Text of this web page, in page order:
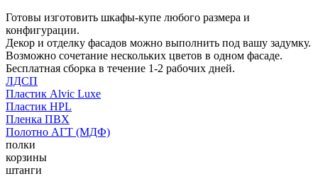
Готовы изготовить шкафы-купе любого размера и
конфигурации.
Декор и отделку фасадов можно выполнить под вашу задумку.
Возможно сочетание нескольких цветов в одном фасаде.
Бесплатная сборка в течение 1-2 рабочих дней.
ЛДСП
Пластик Alvic Luxe
Пластик HPL
Пленка ПВХ
Полотно АГТ (МДФ)
полки
корзины
штанги